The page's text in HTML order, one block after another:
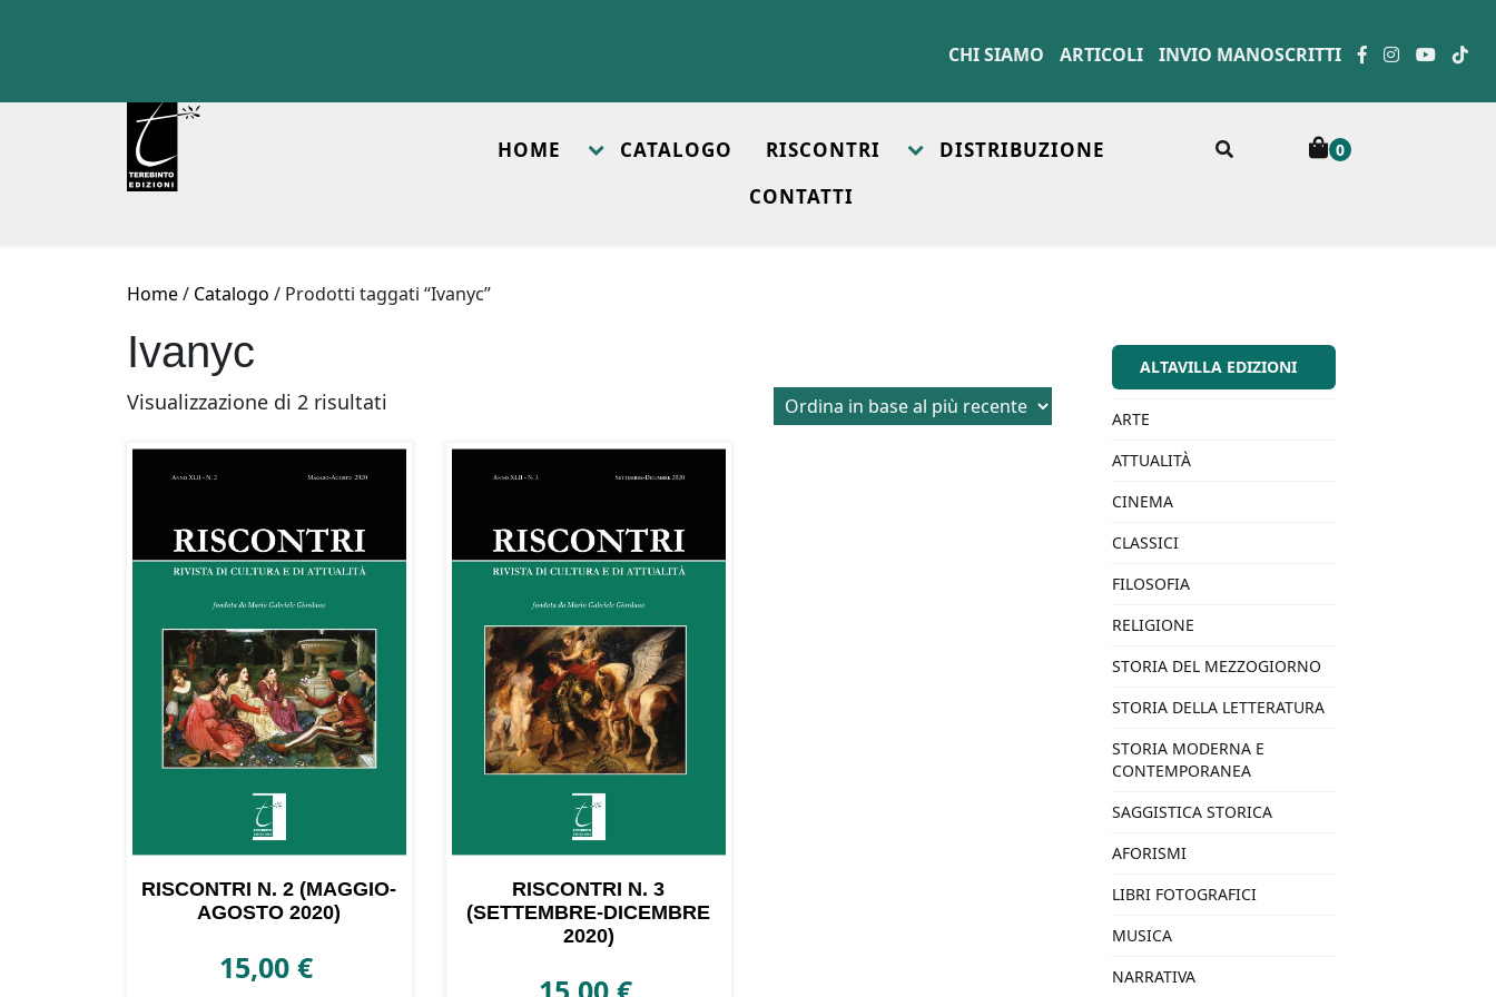
CHI SIAMO ARTICOLI INVIO MANOSCRITTI
HOME CATALOGO RISCONTRI
DISTRIBUZIONE
CONTATTI
0
Home/ Catalogo / Prodotti taggati “Ivanyc”
Ivanyc
Visualizzazione di 2 risultati
RISCONTRI N. 2 (MAGGIO-
AGOSTO 2020)
15,00€
RISCONTRI N. 3
(SETTEMBRE-DICEMBRE
2020)
ALTAVILLA EDIZIONI
ARTE
ATTUALITÀ
CINEMA
CLASSICI
FILOSOFIA
RELIGIONE
STORIA DEL MEZZOGIORNO
STORIA DELLA LETTERATURA
STORIA MODERNA E
CONTEMPORANEA
SAGGISTICA STORICA
AFORISMI
LIBRI FOTOGRAFICI
MUSICA
NARRATIVA